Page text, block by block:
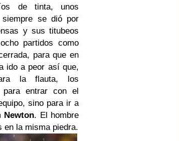
de tinta, unos
siempre se dió por
y sus titubeos
partidos como
para que en
ido a peor así que,
la flauta, los
para entrar con el
sino para ir a
Newton. El hombre
en la misma piedra.